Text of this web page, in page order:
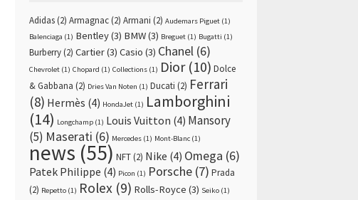
Adidas(2) Armagnac(2) Armani (2) Audemars Piguet (1)
Balenciaga (1) Bentley(3) BMW(3) Breguet (1) Bugatti (1)
Burberry(2) Cartier(3) Casio (3) Chanel (6)
Chevrolet (1) Chopard (1) Collections (1) Dior(10) Dolce
& Gabbana (2) Dries Van Noten (1) Ducati (2) Ferrari
(8) Hermès (4) HondaJet (1) Lamborghini
(14) Longchamp (1) Louis Vuitton (4) Mansory
(5) Maserati (6) Mercedes (1) Mont-Blanc (1)
news (55) NFT(2) Nike (4) Omega (6)
Patek Philippe (4) Picon (1) Porsche (7) Prada
(2) Repetto (1) Rolex (9) Rolls-Royce (3) Seiko (1)